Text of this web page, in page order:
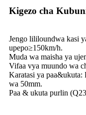
Kigezo cha
Jengo lililoundwa kasi
upepo≥150km/h.
Muda wa maisha ya
Vifaa vya muundo wa
Karatasi ya paa&ukuta:
wa 50mm.
Paa & ukuta purlin